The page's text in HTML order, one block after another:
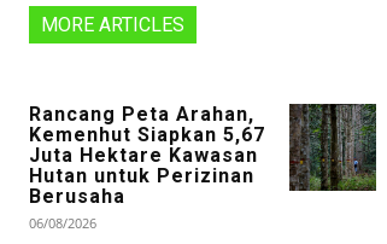
MORE ARTICLES
Rancang Peta Arahan,
Kemenhut Siapkan 5,67
Juta Hektare Kawasan
Hutan untuk Perizinan
Berusaha
06/08/2026